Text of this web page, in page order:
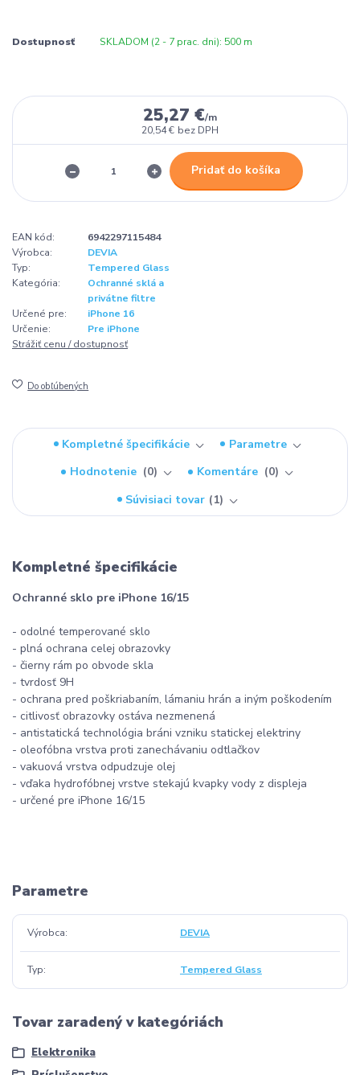
Dostupnosť SKLADOM (2 - 7 prac. dni): 500 m
25,27 €/m
20,54 € bez DPH
Pridať do košíka
EAN kód:
6942297115484
Výrobca:
DEVIA
Typ:
Tempered Glass
Kategória:
Ochranné sklá a
privátne filtre
Určené pre:
iPhone 16
Určenie:
Pre iPhone
Strážiť cenu / dostupnosť
Do obľúbených
Kompletné špecifikácie
Parametre
Hodnotenie
0 Komentáre
0
Súvisiaci tovar
1
Kompletné špecifikácie
Ochranné sklo pre iPhone 16/15
- odolné temperované sklo
- plná ochrana celej obrazovky
- čierny rám po obvode skla
- tvrdosť 9H
- ochrana pred poškriabaním, lámaniu hrán a iným poškodením
- citlivosť obrazovky ostáva nezmenená
- antistatická technológia bráni vzniku statickej elektriny
- oleofóbna vrstva proti zanechávaniu odtlačkov
- vakuová vrstva odpudzuje olej
- vďaka hydrofóbnej vrstve stekajú kvapky vody z displeja
- určené pre iPhone 16/15
Parametre
Výrobca DEVIA
Typ Tempered Glass
Tovar zaradený v kategóriách
Elektronika